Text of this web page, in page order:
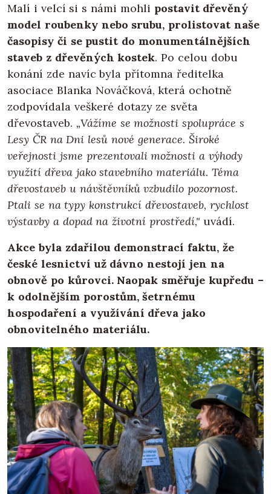
Malí i velcí si s námi mohli postavit dřevěný
model roubenky nebo srubu, prolistovat naše
časopisy či se pustit do monumentálnějších
staveb z dřevěných kostek. Po celou dobu
konání zde navíc byla přítomna ředitelka
asociace Blanka Nováčková, která ochotně
zodpovídala veškeré dotazy ze světa
dřevostaveb. „Vážíme se možnosti spolupráce s
Lesy ČR na Dni lesů nové generace. Široké
veřejnosti jsme prezentovali možnosti a výhody
využití dřeva jako stavebního materiálu. Téma
dřevostaveb u návštěvníků vzbudilo pozornost.
Ptali se na typy konstrukcí dřevostaveb, rychlost
výstavby a dopad na životní prostředí," uvádí.
Akce byla zdařilou demonstrací faktu, že
české lesnictví už dávno nestojí jen na
obnově po kůrovci. Naopak směřuje kupředu –
k odolnějším porostům, šetrnému
hospodaření a využívání dřeva jako
obnovitelného materiálu.